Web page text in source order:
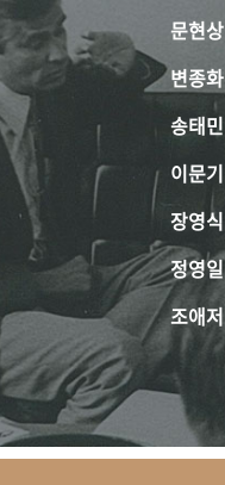
문현상
변종화
송태민
이문기
장영식
정영일
조애저